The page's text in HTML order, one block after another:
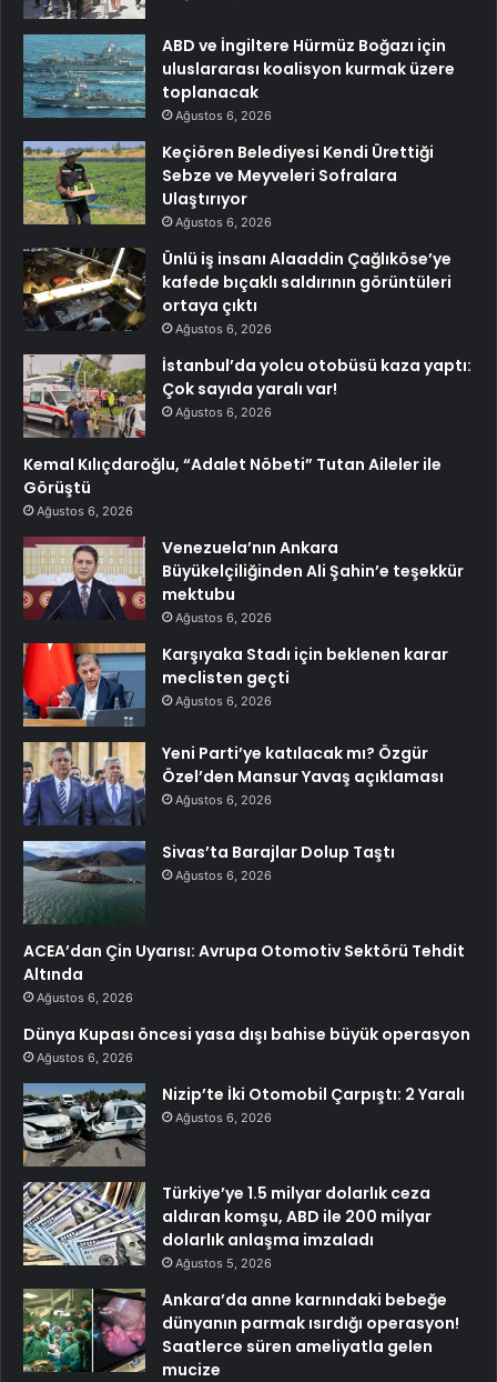
ABD ve İngiltere Hürmüz Boğazı için
uluslararası koalisyon kurmak üzere
toplanacak
Ağustos 6, 2026
Keçiören Belediyesi Kendi Ürettiği
Sebze ve Meyveleri Sofralara
Ulaştırıyor
Ağustos 6, 2026
Ünlü iş insanı Alaaddin Çağlıköse’ye
kafede bıçaklı saldırının görüntüleri
ortaya çıktı
Ağustos 6, 2026
İstanbul’da yolcu otobüsü kaza yaptı:
Çok sayıda yaralı var!
Ağustos 6, 2026
Kemal Kılıçdaroğlu, “Adalet Nöbeti” Tutan Aileler ile
Görüştü
Ağustos 6, 2026
Venezuela’nın Ankara
Büyükelçiliğinden Ali Şahin’e teşekkür
mektubu
Ağustos 6, 2026
Karşıyaka Stadı için beklenen karar
meclisten geçti
Ağustos 6, 2026
Yeni Parti’ye katılacak mı? Özgür
Özel’den Mansur Yavaş açıklaması
Ağustos 6, 2026
Sivas’ta Barajlar Dolup Taştı
Ağustos 6, 2026
ACEA’dan Çin Uyarısı: Avrupa Otomotiv Sektörü Tehdit
Altında
Ağustos 6, 2026
Dünya Kupası öncesi yasa dışı bahise büyük operasyon
Ağustos 6, 2026
Nizip’te İki Otomobil Çarpıştı: 2 Yaralı
Ağustos 6, 2026
Türkiye’ye 1.5 milyar dolarlık ceza
aldıran komşu, ABD ile 200 milyar
dolarlık anlaşma imzaladı
Ağustos 5, 2026
Ankara’da anne karnındaki bebeğe
dünyanın parmak ısırdığı operasyon!
Saatlerce süren ameliyatla gelen
mucize